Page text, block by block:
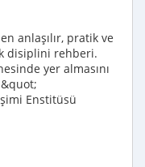
anlaşılır, pratik ve
disiplini rehberi.
yer almasını
Enstitüsü